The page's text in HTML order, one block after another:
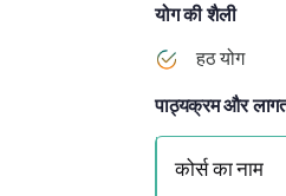
योग की शैली
हठ योग
पाठ्यक्रम और
कोर्स का नाम